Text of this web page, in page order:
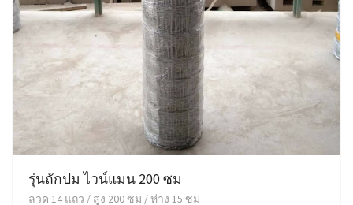
รุ่นถักปม ไวน์แมน 200 ซม
ลวด 14 แถว / สูง 200 ซม / ห่าง 15 ซม